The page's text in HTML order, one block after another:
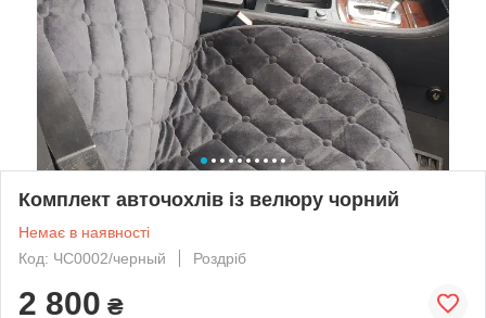
Комплект авточохлів із велюру чорний
Немає в наявності
Код: ЧС0002/черный
Роздріб
2 800 ₴